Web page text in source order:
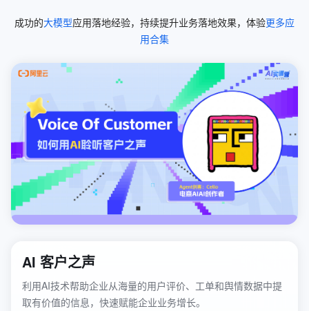
成功的大模型应用落地经验，持续提升业务落地效果，体验更多应
用合集
AI 客户之声
利用AI技术帮助企业从海量的用户评价、工单和舆情数据中提
取有价值的信息，快速赋能企业业务增长。